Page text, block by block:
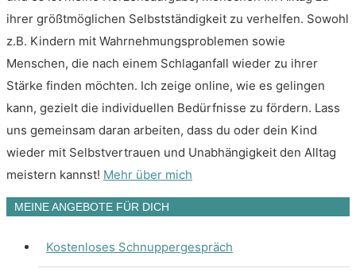
ihrer größtmöglichen Selbstständigkeit zu verhelfen. Sowohl
z.B. Kindern mit Wahrnehmungsproblemen sowie
Menschen, die nach einem Schlaganfall wieder zu ihrer
Stärke finden möchten. Ich zeige online, wie es gelingen
kann, gezielt die individuellen Bedürfnisse zu fördern. Lass
uns gemeinsam daran arbeiten, dass du oder dein Kind
wieder mit Selbstvertrauen und Unabhängigkeit den Alltag
meistern kannst! Mehr über mich
MEINE ANGEBOTE FÜR DICH
Kostenloses Schnuppergespräch